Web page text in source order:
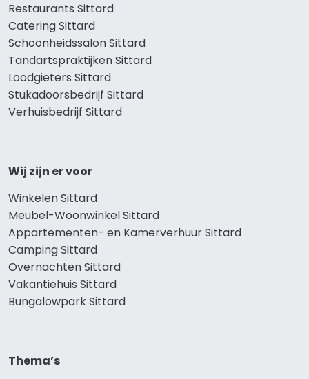
Restaurants Sittard
Catering Sittard
Schoonheidssalon Sittard
Tandartspraktijken Sittard
Loodgieters Sittard
Stukadoorsbedrijf Sittard
Verhuisbedrijf Sittard
Wij zijn er voor
Winkelen Sittard
Meubel-Woonwinkel Sittard
Appartementen- en Kamerverhuur Sittard
Camping Sittard
Overnachten Sittard
Vakantiehuis Sittard
Bungalowpark Sittard
Thema’s